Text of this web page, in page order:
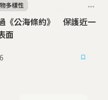
《公海條約》 保護近一
面
多樣性